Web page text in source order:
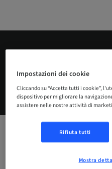
©
Comunicato
Impostazioni dei cookie
Cliccando su “Accetta tutti i cookie”,
dispositivo per migliorare la
assistere nelle nostre attività di
Rifiuta tutti
Mostra